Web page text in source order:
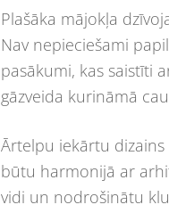
Plašāka mājokļa
Nav nepieciešami
pasākumi, kas saistīti
gāzveida kurināmā
Ārtelpu iekārtu
būtu harmonijā ar
vidi un nodrošinātu